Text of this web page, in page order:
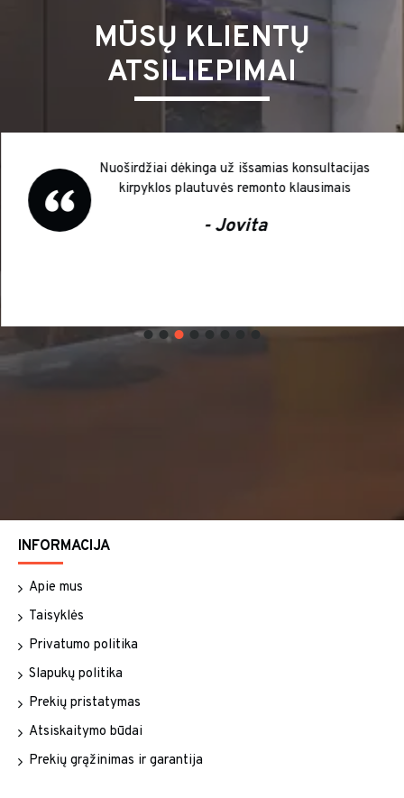
MŪSŲ KLIENTŲ
ATSILIEPIMAI
Nuoširdžiai dėkinga už išsamias konsultacijas
kirpyklos plautuvės remonto klausimais
- Jovita
INFORMACIJA
Apie mus
Taisyklės
Privatumo politika
Slapukų politika
Prekių pristatymas
Atsiskaitymo būdai
Prekių grąžinimas ir garantija